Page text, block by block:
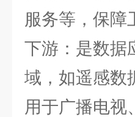
服务等，保障
下游：是数据
域，如遥感数
用于广播电视